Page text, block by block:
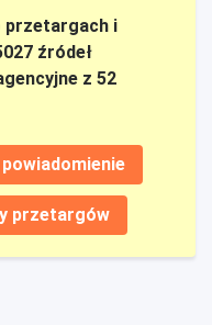
przetargach i
źródeł
z 52
przetargów